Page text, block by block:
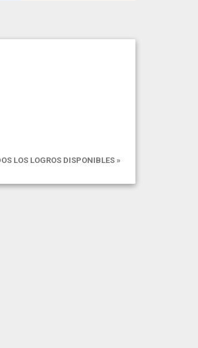
LOS LOGROS DISPONIBLES »